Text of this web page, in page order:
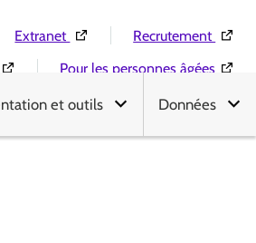
Extranet (Ouverture dans une nouvelle
Recrutement
dans une nouvelle fenêtre)
Pour les personnes âgées
et outils Données